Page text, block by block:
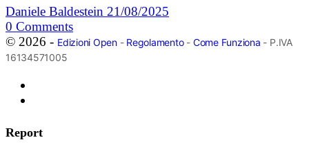
Daniele Baldestein 21/08/2025
0 Comments
© 2026 - Edizioni Open- Regolamento- Come Funziona - P.IVA
16134571005
Report